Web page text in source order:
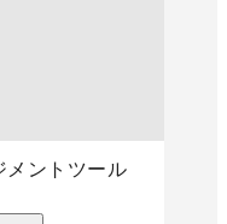
メントツール